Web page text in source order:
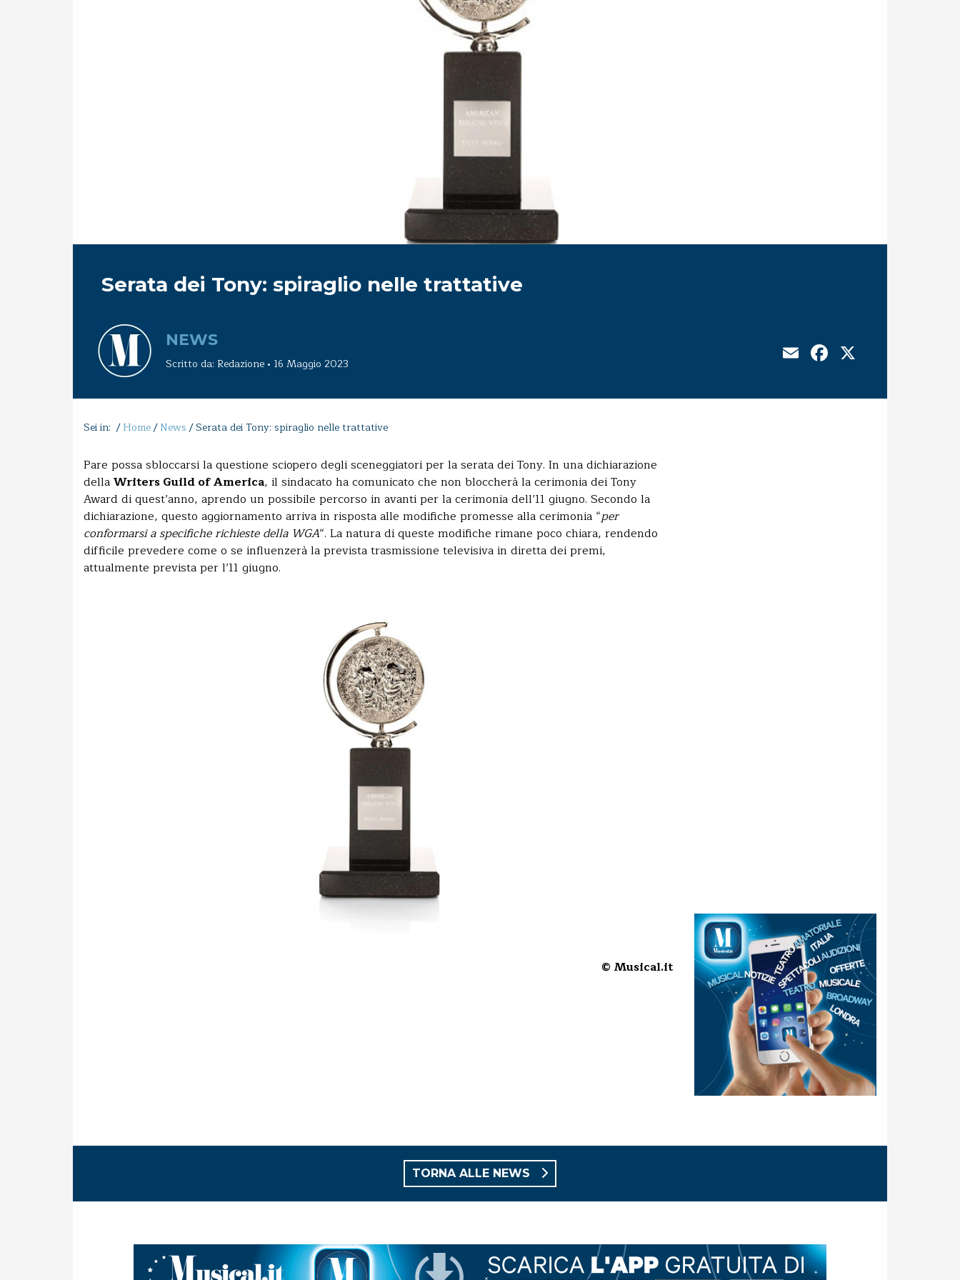
Serata dei Tony: spiraglio nelle trattative
NEWS
Scritto da: Redazione • 16 Maggio 2023 EmailFacebook
Sei in: /Home/News/Serata dei Tony: spiraglio nelle trattative
Pare possa sbloccarsi la questione sciopero degli sceneggiatori per la serata dei Tony. In una dichiarazione
dellaWriters Guild of America, il sindacato ha comunicato che non bloccherà la cerimonia dei Tony
Award di quest’anno, aprendo un possibile percorso in avanti per la cerimonia dell’11 giugno. Secondo la
dichiarazione, questo aggiornamento arriva in risposta alle modifiche promesse alla cerimonia “per
conformarsi a specifiche richieste della WGA“. La natura di queste modifiche rimane poco chiara, rendendo
difficile prevedere come o se influenzerà la prevista trasmissione televisiva in diretta dei premi,
attualmente prevista per l’11 giugno.
© Musical.it
TORNA ALLE NEWS